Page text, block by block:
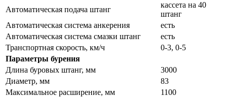
Автоматическая подача штанг
кассета на 40
штанг
Автоматическая система анкерения
есть
Автоматическая система смазки штанг
есть
Транспортная скорость, км/ч
0-3, 0-5
Параметры бурения
Длина буровых штанг, мм
3000
Диаметр, мм
83
Максимальное расширение, мм
1100